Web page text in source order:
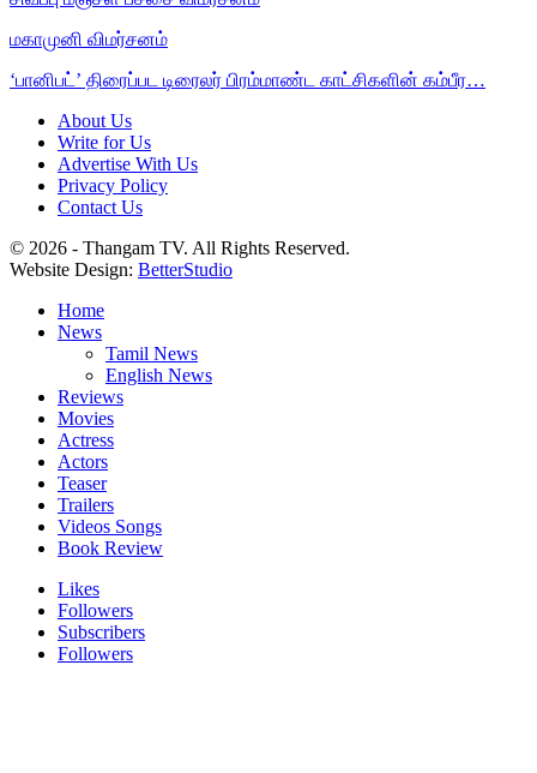
மகாமுனி விமர்சனம்
‘பானிபட்’ திரைப்பட டிரைலர் பிரம்மாண்ட காட்சிகளின் கம்பீர…
About Us
Write for Us
Advertise With Us
Privacy Policy
Contact Us
© 2026 - Thangam TV. All Rights Reserved.
Website Design: BetterStudio
Home
News
Tamil News
English News
Reviews
Movies
Actress
Actors
Teaser
Trailers
Videos Songs
Book Review
Likes
Followers
Subscribers
Followers